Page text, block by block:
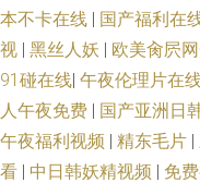
频网址 91瑟瑟CC涩咪 无码
色屁股 男人的狼人的天堂 波
频区 日本免费天堂久久 久久
本不卡在线 | 国产福利在
视 | 黑丝人妖 | 欧美肏屄
91碰在线| 午夜伦理片在
人午夜免费 | 国产亚洲日
午夜福利视频 | 精东毛片 |
看 | 中日韩妖精视频 | 免